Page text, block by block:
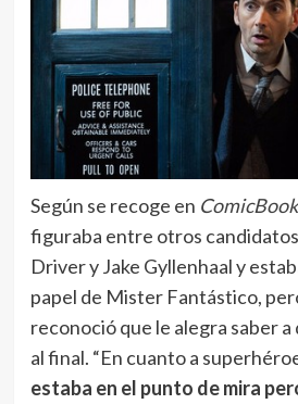
Según se recoge en
figuraba entre otros
Driver y Jake Gyllenhaal y
papel de Mister Fantástico,
reconoció que le alegra saber
al final. “En cuanto a
estaba en el punto de mira